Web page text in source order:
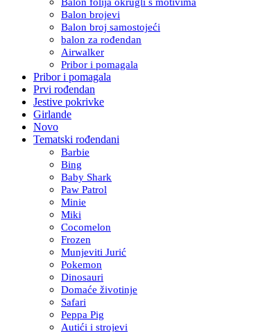
Balon brojevi
Balon broj samostojeći
balon za rođendan
Airwalker
Pribor i pomagala
Pribor i pomagala
Prvi rođendan
Jestive pokrivke
Girlande
Novo
Tematski rođendani
Barbie
Bing
Baby Shark
Paw Patrol
Minie
Miki
Cocomelon
Frozen
Munjeviti Jurić
Pokemon
Dinosauri
Domaće životinje
Safari
Peppa Pig
Autići i strojevi